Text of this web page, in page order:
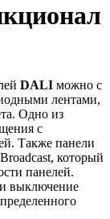
DALI можно с
лентами,
Одно из
с
Также панели
который
панелей.
выключение